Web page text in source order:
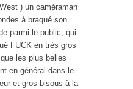
) un caméraman
à braqué son
parmi le public, qui
FUCK en très gros
les plus belles
en général dans le
et gros bisous à la